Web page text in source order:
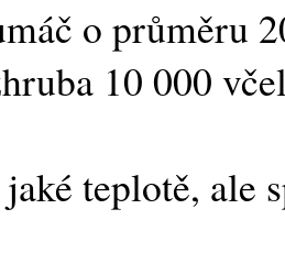
o průměru
10 000
teplotě, ale